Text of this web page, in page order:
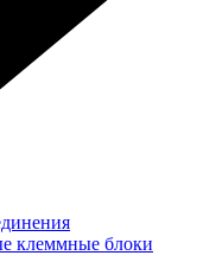
клеммные блоки